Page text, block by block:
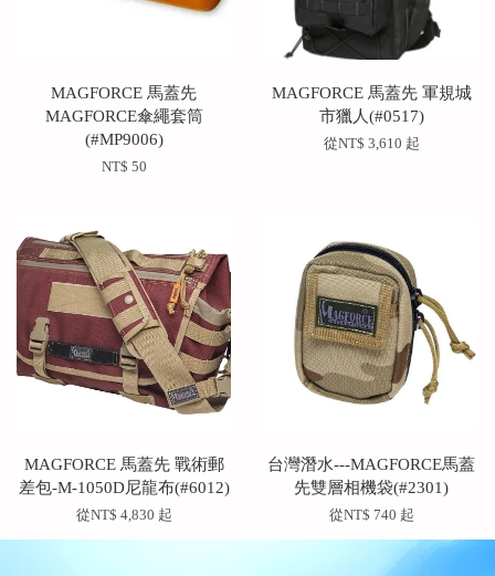
MAGFORCE 馬蓋先
MAGFORCE傘繩套筒
(#MP9006)
NT$ 50
MAGFORCE 馬蓋先 軍規城
市獵人(#0517)
從NT$ 3,610 起
MAGFORCE 馬蓋先 戰術郵
差包-M-1050D尼龍布(#6012)
從NT$ 4,830 起
台灣潛水---MAGFORCE馬蓋
先雙層相機袋(#2301)
從NT$ 740 起